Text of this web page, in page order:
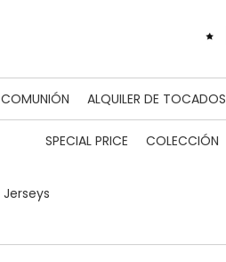
COMUNIÓN ALQUILER DE TOCADOS
SPECIAL PRICE COLECCIÓN
Jerseys